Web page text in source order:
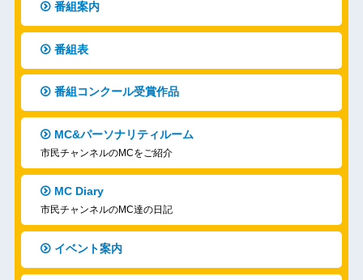
番組案内
番組表
番組コンクール受賞作品
MC&パーソナリティルーム
市民チャンネルのMCをご紹介
MC Diary
市民チャンネルのMC達の日記
イベント案内